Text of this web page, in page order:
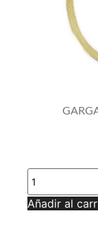
GARGANILLA
PLANA
6MM
B.O.A
Añadir al